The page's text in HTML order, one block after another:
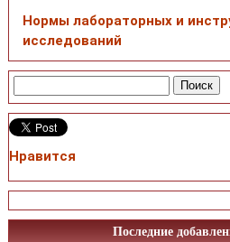
Нормы лабораторных и
исследований
Нравится
Последние